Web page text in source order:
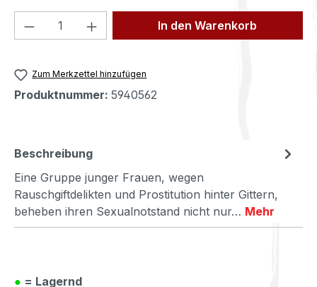
Produkt Anzahl: Gib denIn den Warenkorb
Zum Merkzettel hinzufügen
Produktnummer: 5940562
Beschreibung
Eine Gruppe junger Frauen, wegen
Rauschgiftdelikten und Prostitution hinter Gittern,
beheben ihren Sexualnotstand nicht nur… Mehr
● = Lagernd